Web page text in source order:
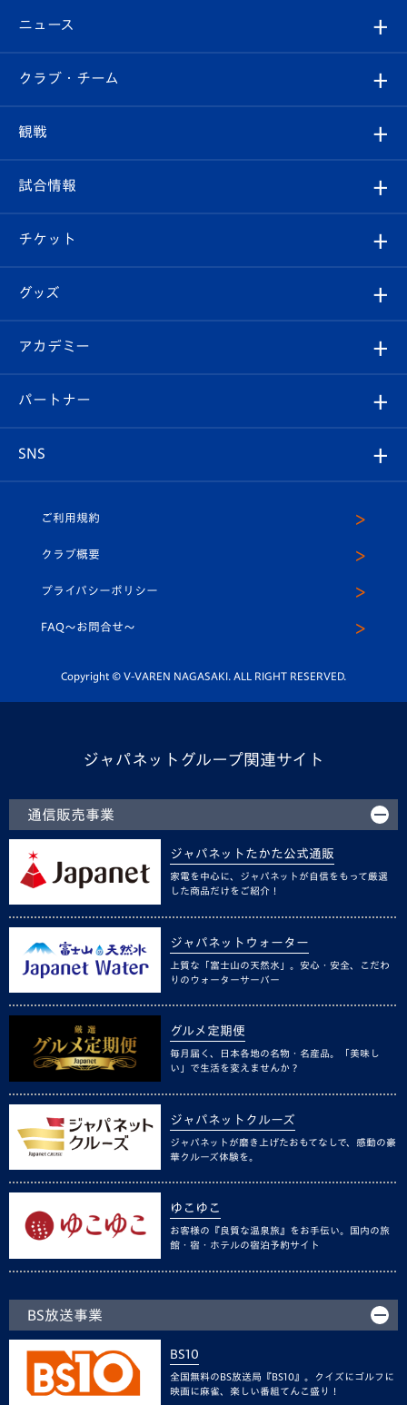
ニュース
すべて
クラブ
試合情報
チケット
イベント
メディア
ホームタウン
クラブ・チーム
クラブ概要
エンブレム紹介
スタッフプロフィール
マスコット紹介
平和祈念活動
ホームタウン活動
観戦
観戦ルール
はじめての観戦ガイド
Revive Team
ヴィヴィくんの長崎おもてなしガイド
試合情報
試合日程/結果
フォトギャラリー
スタジアムグルメ
チケット
チケット
V-LOVERS（ファンクラブ）
プレイヤーズスイート
グッズ
オンラインショップ
店舗情報
アカデミー
育成からのお知らせ
U-18
スクール
パートナー
SNS
ヴィヴィくんインスタグラム
公式LINE＠
ご利用規約
クラブ概要
プライバシーポリシー
FAQ〜お問合せ〜
Copyright © V-VAREN NAGASAKI. ALL RIGHT RESERVED.
ジャパネットグループ関連サイト
通信販売事業
ジャパネットたかた公式通販
家電を中心に、ジャパネットが自信をもって厳選
した商品だけをご紹介！
ジャパネットウォーター
上質な「富士山の天然水」。安心・安全、こだわ
りのウォーターサーバー
グルメ定期便
毎月届く、日本各地の名物・名産品。「美味し
い」で生活を変えませんか？
ジャパネットクルーズ
ジャパネットが磨き上げたおもてなしで、感動の豪
華クルーズ体験を。
ゆこゆこ
お客様の『良質な温泉旅』をお手伝い。国内の旅
館・宿・ホテルの宿泊予約サイト
BS放送事業
BS10
全国無料のBS放送局『BS10』。クイズにゴルフに
映画に麻雀、楽しい番組てんこ盛り！